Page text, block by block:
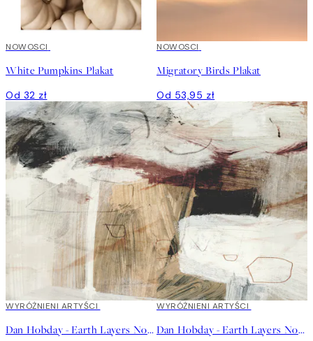
NOWOSCI
White Pumpkins Plakat
Od 32 zł
NOWOSCI
Migratory Birds Plakat
Od 53,95 zł
40%*
WYRÓŻNIENI ARTYŚCI
Dan Hobday - Earth Layers No1 Plakat
40%*
WYRÓŻNIENI ARTYŚCI
Dan Hobday - Earth Layers No2 Plakat